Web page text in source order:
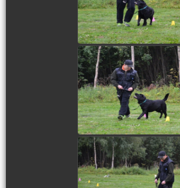
view picture
view picture